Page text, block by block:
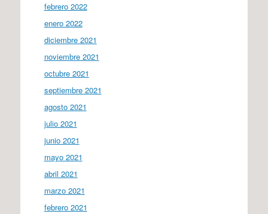
febrero 2022
enero 2022
diciembre 2021
noviembre 2021
octubre 2021
septiembre 2021
agosto 2021
julio 2021
junio 2021
mayo 2021
abril 2021
marzo 2021
febrero 2021